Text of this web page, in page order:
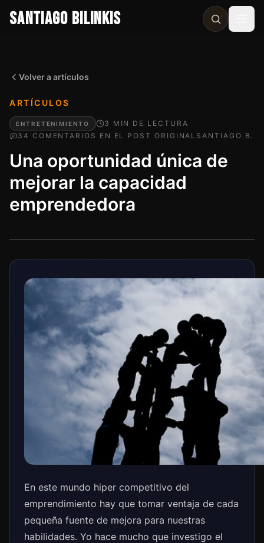
SANTIAGO BILINKIS
Volver a artículos
ARTÍCULOS
ENTRETENIMIENTO 3 MIN DE LECTURA
34 COMENTARIO S EN EL POST ORIGINAL SANTIAGO B.
Una oportunidad única de
mejorar la capacidad
emprendedora
En este mundo hiper competitivo del
emprendimiento hay que tomar ventaja de cada
pequeña fuente de mejora para nuestras
habilidades. Yo hace mucho que investigo el